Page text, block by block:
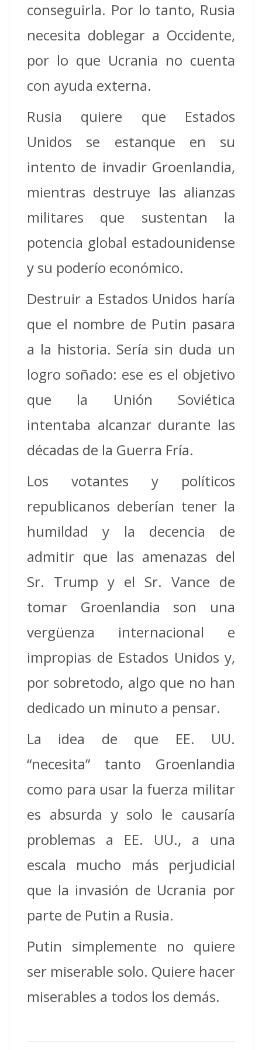
conseguirla. Por lo tanto, Rusia
necesita doblegar a Occidente,
por lo que Ucrania no cuenta
con ayuda externa.
Rusia quiere que Estados
Unidos se estanque en su
intento de invadir Groenlandia,
mientras destruye las alianzas
militares que sustentan la
potencia global estadounidense
y su poderío económico.
Destruir a Estados Unidos haría
que el nombre de Putin pasara
a la historia. Sería sin duda un
logro soñado: ese es el objetivo
que la Unión Soviética
intentaba alcanzar durante las
décadas de la Guerra Fría.
Los votantes y políticos
republicanos deberían tener la
humildad y la decencia de
admitir que las amenazas del
Sr. Trump y el Sr. Vance de
tomar Groenlandia son una
vergüenza internacional e
impropias de Estados Unidos y,
por sobretodo, algo que no han
dedicado un minuto a pensar.
La idea de que EE. UU.
“necesita” tanto Groenlandia
como para usar la fuerza militar
es absurda y solo le causaría
problemas a EE. UU., a una
escala mucho más perjudicial
que la invasión de Ucrania por
parte de Putin a Rusia.
Putin simplemente no quiere
ser miserable solo. Quiere hacer
miserables a todos los demás.